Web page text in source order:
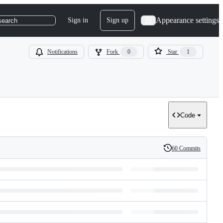
Sign in Sign up Appearance settings
Notifications Fork 0 Star 1
Code
History
60 Commits